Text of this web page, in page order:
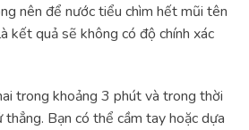
nên để nước tiểu chìm hết mũi tên
kết quả sẽ không có độ chính xác
trong khoảng 3 phút và trong thời
Bạn có thể cầm tay hoặc dựa